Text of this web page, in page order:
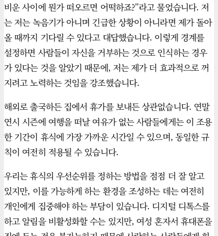
비운 사이에 뭔가 떠오르면 어떡하죠?”라고 물었습니다. 저
는 저는 녹음기가 아니며 긴급한 상황이 아니라면 제가 돌아
올 때까지 기다릴 수 있다고 대답했습니다. 이렇게 경계를
설정하면 사람들이 자신을 거부하는 것으로 인식하는 경우
가 있다는 것을 알았기 때문에, 저는 제가 더 효과적으로 꺼
지려고 노력하는 것임을 강조했습니다.
해외로 출국하든 집에서 휴가를 보내든 상관없습니다. 연말
연시 시즌에 여행을 떠날 여유가 없는 사람들에게는 이 조용
한 기간이 휴식에 가장 가까운 시간일 수 있으며, 동일한 규
칙이 여전히 적용될 수 있습니다.
우리는 휴식의 우선순위를 정하는 방법을 점점 더 잘 알고
있지만, 이를 가능하게 하는 환경을 조성하는 데는 여전히
개인에게 집중해야 하는 부담이 있습니다. 디지털 디톡스를
하고 알림을 비활성화할 수는 있지만, 여성 혼자서 휴대폰을